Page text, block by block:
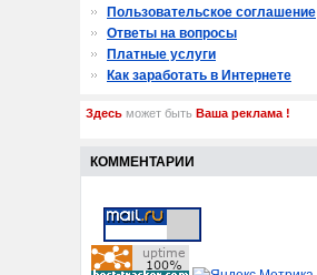
Пользовательское соглашение
Ответы на вопросы
Платные услуги
Как заработать в Интернете
Здесь может быть Ваша реклама !
КОММЕНТАРИИ